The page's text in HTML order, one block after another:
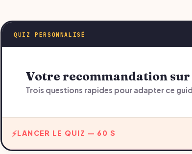
QUIZ PERSONNALISÉ
Votre recommandation
Trois questions rapides pour adapter ce
LANCER LE QUIZ — 60 S